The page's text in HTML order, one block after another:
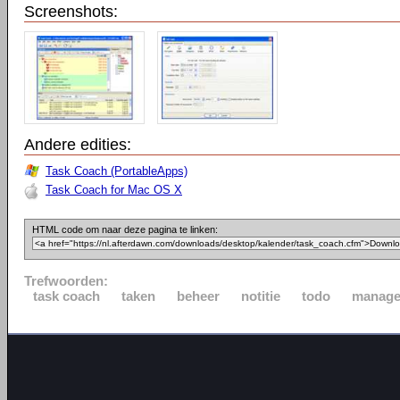
Screenshots:
Andere edities:
Task Coach (PortableApps)
Task Coach for Mac OS X
HTML code om naar deze pagina te linken:
Trefwoorden:
task coach
taken beheer notitie todo